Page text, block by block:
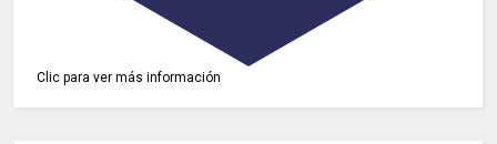
Clic para ver más información